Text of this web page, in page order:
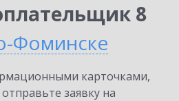
8
Фоминске
карточками,
заявку на